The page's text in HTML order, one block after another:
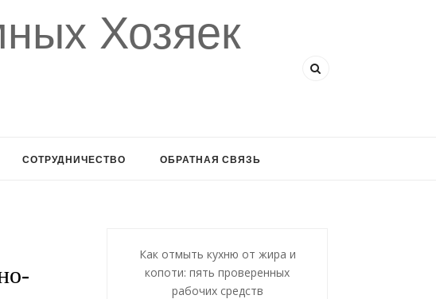
Хозяек
СОТРУДНИЧЕСТВО ОБРАТНАЯ СВЯЗЬ
Как отмыть кухню от жира и
копоти: пять проверенных
рабочих средств